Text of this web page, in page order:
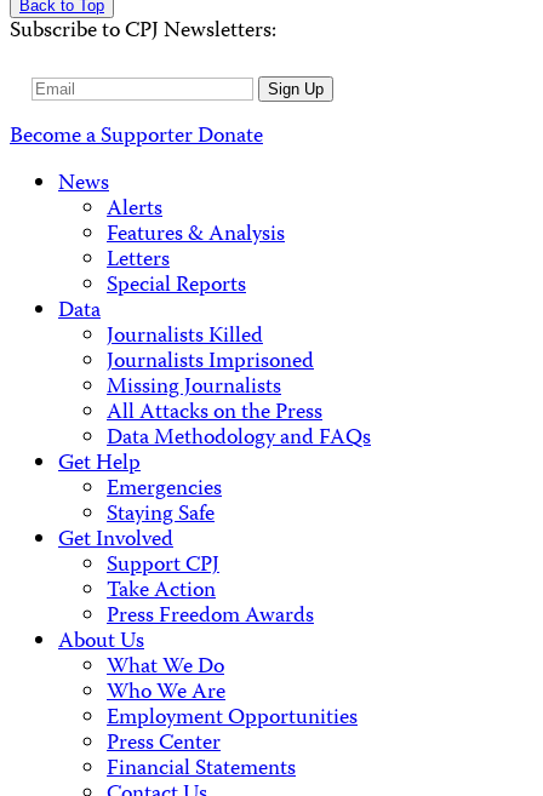
Back to Top
Subscribe to CPJ Newsletters:
Email
Sign Up
Become a SupporterDonate
News
Alerts
Features & Analysis
Letters
Special Reports
Data
Journalists Killed
Journalists Imprisoned
Missing Journalists
All Attacks on the Press
Data Methodology and FAQs
Get Help
Emergencies
Staying Safe
Get Involved
Support CPJ
Take Action
Press Freedom Awards
About Us
What We Do
Who We Are
Employment Opportunities
Press Center
Financial Statements